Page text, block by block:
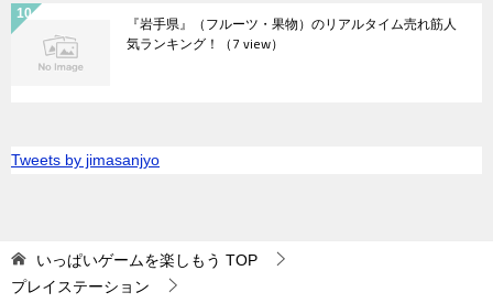
『岩手県』（フルーツ・果物）のリアルタイム売れ筋人
気ランキング！ （7 view）
Tweets by jimasanjyo
いっぱいゲームを楽しもう TOP
プレイステーション